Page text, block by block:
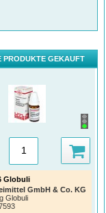
PRODUKTE GEKAUFT
Globuli
GmbH & Co. KG
Globuli